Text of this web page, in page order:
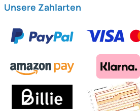
Unsere Zahlarten